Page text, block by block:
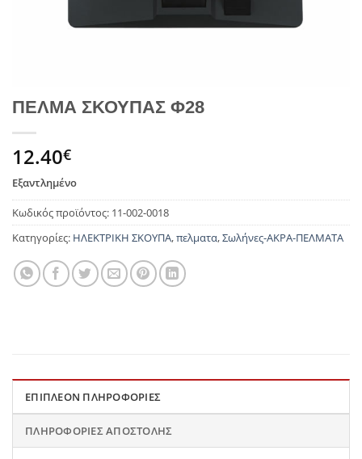
ΠΕΛΜΑ ΣΚΟΥΠΑΣ Φ28
12.40€
Εξαντλημένο
Κωδικός προϊόντος: 11-002-0018
Κατηγορίες: ΗΛΕΚΤΡΙΚΗ ΣΚΟΥΠΑ,πελματα,Σωλήνες-ΑΚΡΑ-ΠΕΛΜΑΤΑ
ΕΠΙΠΛΈΟΝ ΠΛΗΡΟΦΟΡΊΕΣ
ΠΛΗΡΟΦΟΡΊΕΣ ΑΠΟΣΤΟΛΉΣ